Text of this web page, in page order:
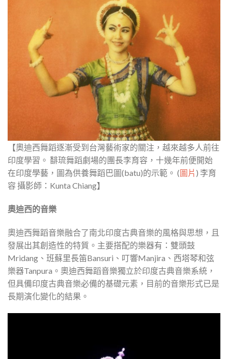
【奧迪西舞蹈逐漸受到台灣藝術家的關注，越來越多人前往
印度學習。 馡琉舞蹈劇場的團長李育容，十幾年前便開始
在印度學藝，圖為供養舞蹈巴圖(batu)的示範。 (圖片 ) 李育
容 攝影師：Kunta Chiang】
奧迪西的音樂
奧迪西舞蹈音樂融合了南北印度古典音樂的風格與思想，且
發展出其創造性的特質。主要搭配的樂器有：雙頭鼓
Mridang、班蘇里長笛Bansuri、叮響Manjira、西塔琴和弦
樂器Tanpura。奧迪西舞蹈音樂獨立於印度古典音樂系統，
但具備印度古典音樂必備的基礎元素，目前的音樂形式已是
長期演化變化的結果。